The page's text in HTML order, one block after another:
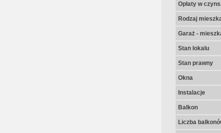
Opłaty w
Rodzaj
Garaż -
Stan lokalu
Stan prawny
Okna
Instalacje
Balkon
Liczba